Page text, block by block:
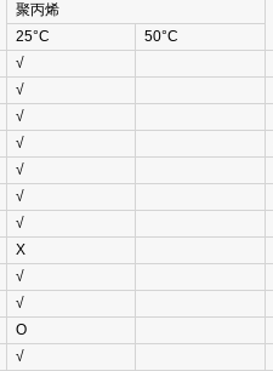
聚丙烯
25°C
50°C
√
√
√
√
√
√
√
Χ
√
√
Ο
√